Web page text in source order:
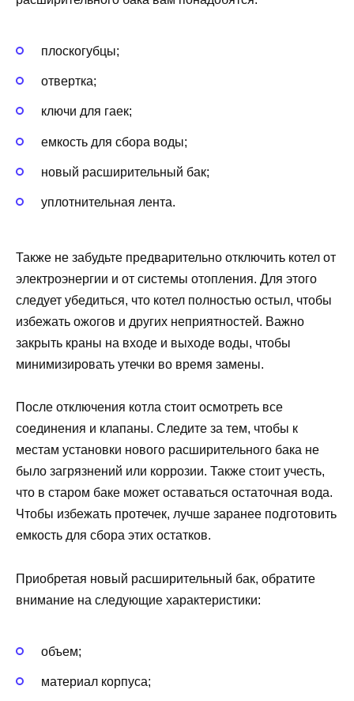
плоскогубцы;
отвертка;
ключи для гаек;
емкость для сбора воды;
новый расширительный бак;
уплотнительная лента.
Также не забудьте предварительно отключить котел от
электроэнергии и от системы отопления. Для этого
следует убедиться, что котел полностью остыл, чтобы
избежать ожогов и других неприятностей. Важно
закрыть краны на входе и выходе воды, чтобы
минимизировать утечки во время замены.
После отключения котла стоит осмотреть все
соединения и клапаны. Следите за тем, чтобы к
местам установки нового расширительного бака не
было загрязнений или коррозии. Также стоит учесть,
что в старом баке может оставаться остаточная вода.
Чтобы избежать протечек, лучше заранее подготовить
емкость для сбора этих остатков.
Приобретая новый расширительный бак, обратите
внимание на следующие характеристики:
объем;
материал корпуса;